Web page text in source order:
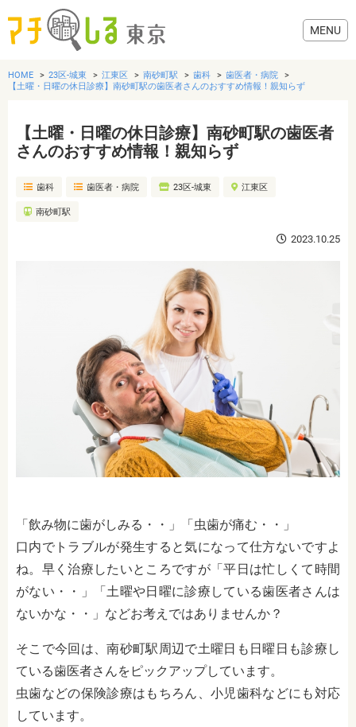
グルメ
美容・健康
HOME 23区-城東 江東区 南砂町駅 歯科
歯医者・病院
【土曜・日曜の休日診療】南砂町駅の歯医者さんのおすすめ情報！親知らず
【土曜・日曜の休日診療】南砂町駅の歯医者
さんのおすすめ情報！親知らず
歯科 歯医者・病院 23区-城東 江東区
南砂町駅
2023.10.25
「飲み物に歯がしみる・・」「虫歯が痛む・・」
口内でトラブルが発生すると気になって仕方ないですよ
ね。早く治療したいところですが「平日は忙しくて時間
がない・・」「土曜や日曜に診療している歯医者さんは
ないかな・・」などお考えではありませんか？
そこで今回は、南砂町駅周辺で土曜日も日曜日も診療し
ている歯医者さんをピックアップしています。
虫歯などの保険診療はもちろん、小児歯科などにも対応
しています。